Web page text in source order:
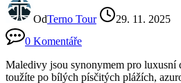
OdTerno Tour
29. 11. 2025
0 Komentáře
Maledivy⁢ jsou synonymem pro
toužíte po bílých písčitých plážích,‌